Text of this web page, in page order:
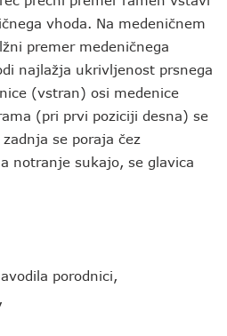
vhoda. Na medeničnem
premer medeničnega
najlažja ukrivljenost prsnega
(vstran) osi medenice
(pri prvi poziciji desna) se
se poraja čez
notranje sukajo, se glavica
porodnici,